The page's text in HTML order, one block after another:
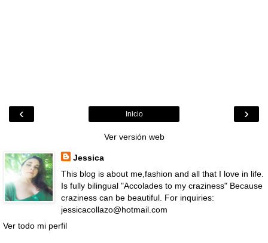
‹ ›
Inicio
Ver versión web
Jessica
This blog is about me,fashion and all that I love in life.
Is fully bilingual "Accolades to my craziness" Because
craziness can be beautiful. For inquiries:
jessicacollazo@hotmail.com
Ver todo mi perfil